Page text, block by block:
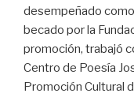
desempeñado
becado por la
promoción, trabajó
Centro de Poesía
Promoción Cultural